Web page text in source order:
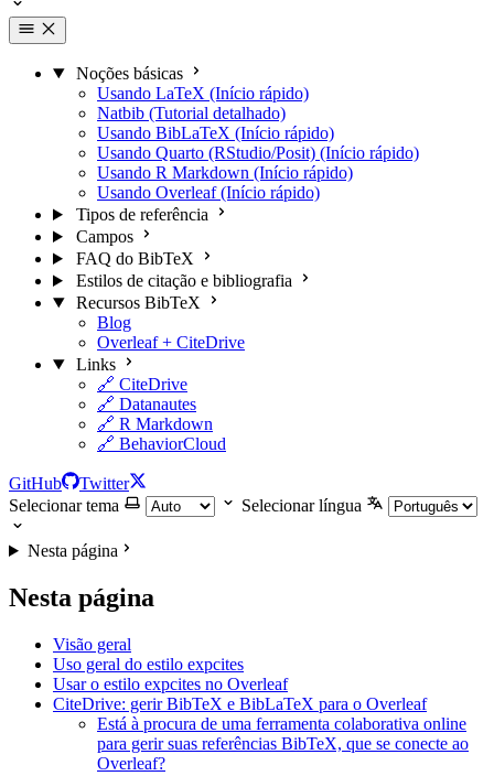
Noções básicas
Usando LaTeX (Início rápido)
Natbib (Tutorial detalhado)
Usando BibLaTeX (Início rápido)
Usando Quarto (RStudio/Posit) (Início rápido)
Usando R Markdown (Início rápido)
Usando Overleaf (Início rápido)
Tipos de referência
Campos
FAQ do BibTeX
Estilos de citação e bibliografia
Recursos BibTeX
Blog
Overleaf + CiteDrive
Links
🔗 CiteDrive
🔗 Datanautes
🔗 R Markdown
🔗 BehaviorCloud
GitHub
Twitter
Selecionar tema
Selecionar língua
Nesta página
Nesta página
Visão geral
Uso geral do estilo expcites
Usar o estilo expcites no Overleaf
CiteDrive: gerir BibTeX e BibLaTeX para o Overleaf
Está à procura de uma ferramenta colaborativa online
para gerir suas referências BibTeX, que se conecte ao
Overleaf?